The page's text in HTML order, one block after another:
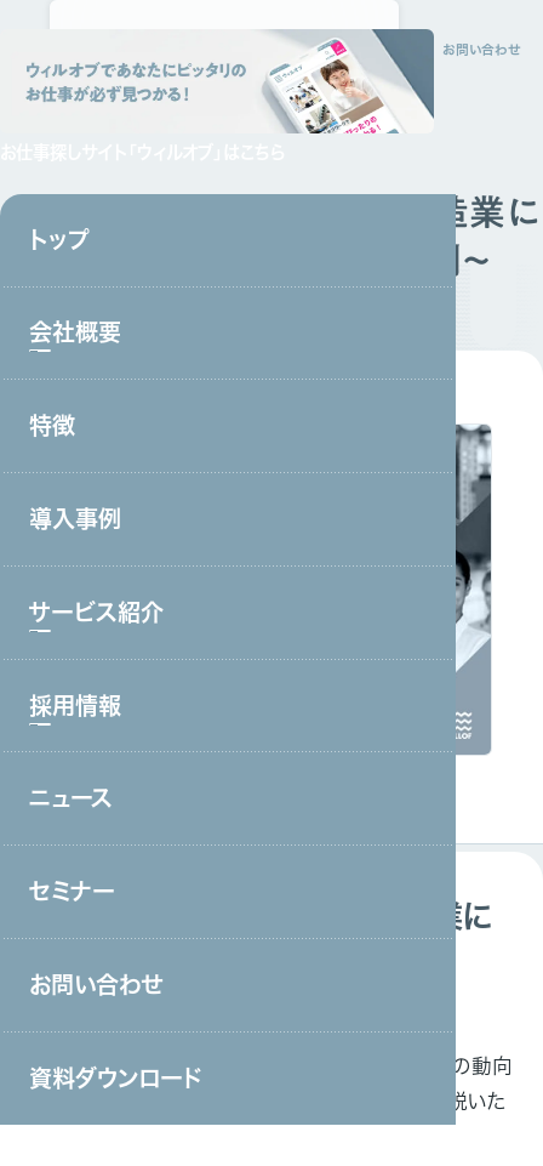
資料請求 お問い合わせ
採用情報
トップ
会社概要
会社概要トップ
事業戦略・事業領域
会社情報・主要取引先
グループ会社
取り組み
特徴
導入事例
サービス紹介
サービストップ
製造・工場
採用情報
採用情報トップ
中途採用
ニュース
セミナー
お問い合わせ
資料ダウンロード
技術・人文学・国際業務～製造業に
おけるニーズ動向と採用事例～
技術・人文学・国際業務～製造業に
製造業界における現状やニーズ 、外国人採用などの動向
をデータや当社の採用事例を交えわかりやすく解説いた